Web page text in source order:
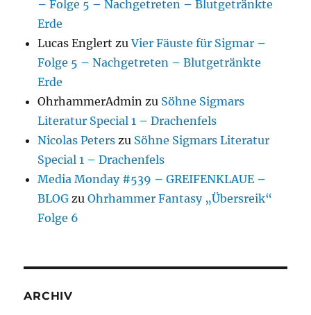
– Folge 5 – Nachgetreten – Blutgetränkte
Erde
Lucas Englert zuVier Fäuste für Sigmar –
Folge 5 – Nachgetreten – Blutgetränkte
Erde
OhrhammerAdmin zu Söhne Sigmars
Literatur Special 1 – Drachenfels
Nicolas Peters zu Söhne Sigmars Literatur
Special 1 – Drachenfels
Media Monday #539 – GREIFENKLAUE –
BLOG zuOhrhammer Fantasy „Übersreik“
Folge 6
ARCHIV